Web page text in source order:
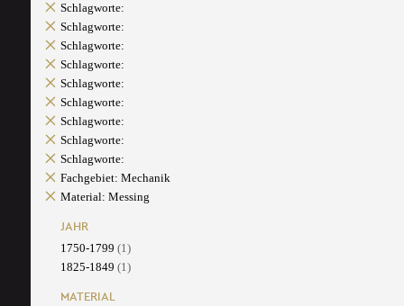
Schlagworte:
Schlagworte:
Schlagworte:
Schlagworte:
Schlagworte:
Schlagworte:
Schlagworte:
Schlagworte:
Schlagworte:
Fachgebiet: Mechanik
Material: Messing
JAHR
1750-1799 (1)
1825-1849 (1)
MATERIAL